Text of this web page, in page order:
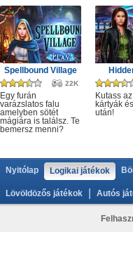
Spellbound Village
22K
Egy furán
varázslatos falu
amelyben sötét
mágiára is találsz. Te
bemersz menni?
Kutass
kártyák
után!
Nyitólap Logikai játékok
Lövöldözős játékok Autós